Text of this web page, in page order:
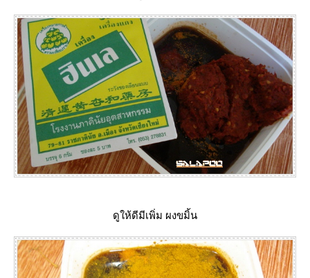
ดูให้ดีมีเพิ่ม ผงขมิ้น